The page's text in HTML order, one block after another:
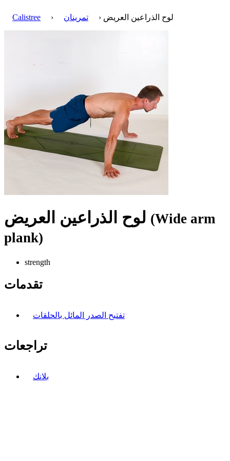
Calistree › تمرينان › لوح الذراعين العريض
(Wide arm
plank)
strength
تقدمات
تفتيح الصدر المائل بالحلقات
تراجعات
بلانك